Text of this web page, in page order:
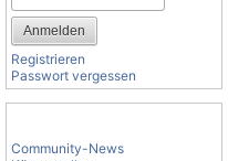
Registrieren
Passwort vergessen
Community-News